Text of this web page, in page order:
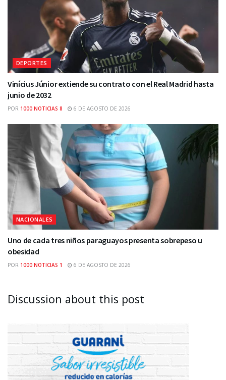
DEPORTES
Vinícius Júnior extiende su contrato con el Real Madrid hasta
junio de 2032
POR 1000 NOTICIAS 8 6 DE AGOSTO DE 2026
NACIONALES
Uno de cada tres niños paraguayos presenta sobrepeso u
obesidad
POR 1000 NOTICIAS 1 6 DE AGOSTO DE 2026
Discussion about this post